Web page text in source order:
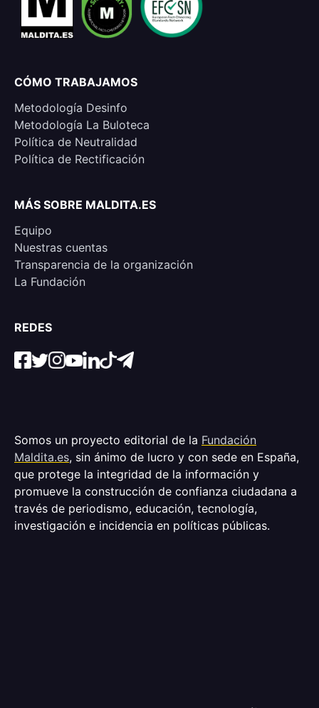
CÓMO TRABAJAMOS
Metodología Desinfo
Metodología La Buloteca
Política de Neutralidad
Política de Rectificación
MÁS SOBRE MALDITA.ES
Equipo
Nuestras cuentas
Transparencia de la organización
La Fundación
REDES
Somos un proyecto editorial de la Fundación
Maldita.es, sin ánimo de lucro y con sede en España,
que protege la integridad de la información y
promueve la construcción de confianza ciudadana a
través de periodismo, educación, tecnología,
investigación e incidencia en políticas públicas.